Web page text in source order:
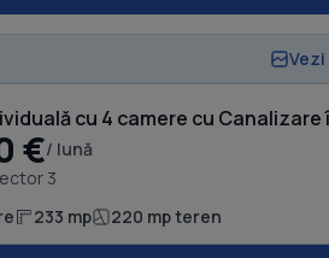
cu 4 camere cu Canalizare
€/ lună
3
233 mp 220 mp teren